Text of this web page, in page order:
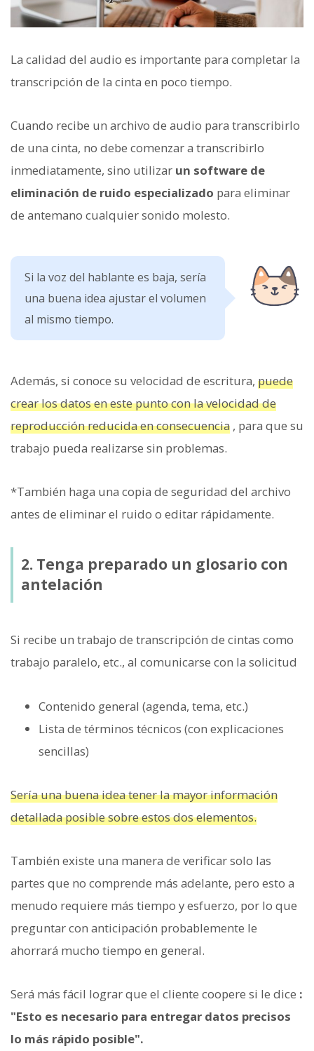
La calidad del audio es importante para completar la
transcripción de la cinta en poco tiempo.
Cuando recibe un archivo de audio para transcribirlo
de una cinta, no debe comenzar a transcribirlo
inmediatamente, sino utilizar un software de
eliminación de ruido especializado para eliminar
de antemano cualquier sonido molesto.
Si la voz del hablante es baja, sería
una buena idea ajustar el volumen
al mismo tiempo.
Además, si conoce su velocidad de escritura, puede
crear los datos en este punto con la velocidad de
reproducción reducida en consecuencia , para que su
trabajo pueda realizarse sin problemas.
*También haga una copia de seguridad del archivo
antes de eliminar el ruido o editar rápidamente.
2. Tenga preparado un glosario con
antelación
Si recibe un trabajo de transcripción de cintas como
trabajo paralelo, etc., al comunicarse con la solicitud
Contenido general (agenda, tema, etc.)
Lista de términos técnicos (con explicaciones
sencillas)
Sería una buena idea tener la mayor información
detallada posible sobre estos dos elementos.
También existe una manera de verificar solo las
partes que no comprende más adelante, pero esto a
menudo requiere más tiempo y esfuerzo, por lo que
preguntar con anticipación probablemente le
ahorrará mucho tiempo en general.
Será más fácil lograr que el cliente coopere si le dice :
"Esto es necesario para entregar datos precisos
lo más rápido posible".